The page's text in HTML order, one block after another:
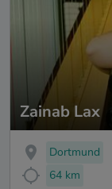
Zainab Lax
Dortmund
64 km